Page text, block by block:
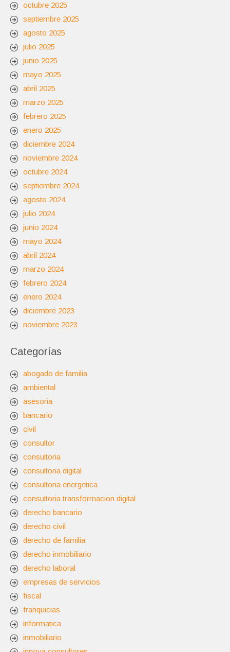
octubre 2025
septiembre 2025
agosto 2025
julio 2025
junio 2025
mayo 2025
abril 2025
marzo 2025
febrero 2025
enero 2025
diciembre 2024
noviembre 2024
octubre 2024
septiembre 2024
agosto 2024
julio 2024
junio 2024
mayo 2024
abril 2024
marzo 2024
febrero 2024
enero 2024
diciembre 2023
noviembre 2023
Categorías
abogado de familia
ambiental
asesoria
bancario
civil
consultor
consultoria
consultoria digital
consultoria energetica
consultoria transformacion digital
derecho bancario
derecho civil
derecho de familia
derecho inmobiliario
derecho laboral
empresas de servicios
fiscal
franquicias
informatica
inmobiliario